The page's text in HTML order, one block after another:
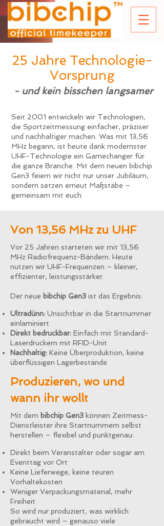
25 Jahre Technologie-
Vorsprung
- und kein bisschen langsamer
Seit 2001 entwickeln wir Technologien,
die Sportzeitmessung einfacher, präziser
und nachhaltiger machen. Was mit 13,56
MHz begann, ist heute dank modernster
UHF-Technologie ein Gamechanger für
die ganze Branche. Mit dem neuen bibchip
Gen3 feiern wir nicht nur unser Jubiläum,
sondern setzen erneut Maßstäbe –
gemeinsam mit euch.
Von 13,56 MHz zu UHF
Vor 25 Jahren starteten wir mit 13,56
MHz Radiofrequenz-Bändern. Heute
nutzen wir UHF-Frequenzen – kleiner,
effizienter, leistungsstärker.
Der neue bibchip Gen3 ist das Ergebnis:
Ultradünn: Unsichtbar in die Startnummer
einlaminiert
Direkt bedruckbar: Einfach mit Standard-
Laserdruckern mit RFID-Unit
Nachhaltig: Keine Überproduktion, keine
überflüssigen Lagerbestände
Produzieren, wo und
wann ihr wollt
Mit dem bibchip Gen3 können Zeitmess-
Dienstleister ihre Startnummern selbst
herstellen – flexibel und punktgenau:
Direkt beim Veranstalter oder sogar am
Eventtag vor Ort
Keine Lieferwege, keine teuren
Vorhaltekosten
Weniger Verpackungsmaterial, mehr
Freiheit
So wird nur produziert, was wirklich
gebraucht wird – genauso viele